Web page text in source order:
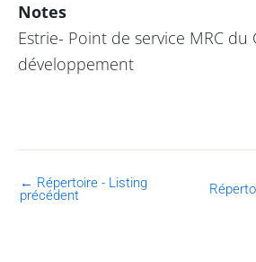
Notes
Estrie- Point de service MRC du
développement
← Répertoire - Listing
précédent